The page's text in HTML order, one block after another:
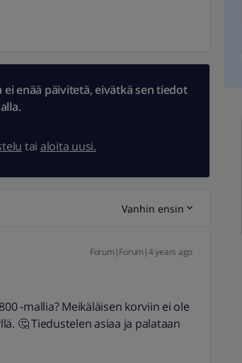
enää päivitetä, eivätkä sen tiedot
tai aloita uusi.
Vanhin ensin
Forum|Forum|4 years ago
-mallia? Meikäläisen korviin ei ole
🤔 Tiedustelen asiaa ja palataan